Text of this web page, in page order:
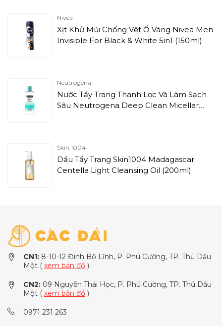
Nivea
Xịt Khử Mùi Chống Vệt Ố Vàng Nivea Men
Invisible For Black & White 5in1 (150ml)
Neutrogena
Nước Tẩy Trang Thanh Lọc Và Làm Sạch
Sâu Neutrogena Deep Clean Micellar
Skin 1004
Dầu Tẩy Trang Skin1004 Madagascar
Centella Light Cleansing Oil (200ml)
CN1: 8-10-12 Đinh Bộ Lĩnh, P. Phú Cường, TP. Thủ Dầu
Một ( xem bản đồ )
CN2: 09 Nguyễn Thái Học, P. Phú Cường, TP. Thủ Dầu
Một ( xem bản đồ )
0971 231 263